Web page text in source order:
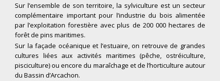
Sur l’ensemble de son territoire, la sylviculture est un secteur
complémentaire important pour l’industrie du bois alimentée
par l’exploitation forestière avec plus de 200 000 hectares de
forêt de pins maritimes.
Sur la façade océanique et l’estuaire, on retrouve de grandes
cultures liées aux activités maritimes (pêche, ostréiculture,
pisciculture) ou encore du maraîchage et de l’horticulture autour
du Bassin d’Arcachon.